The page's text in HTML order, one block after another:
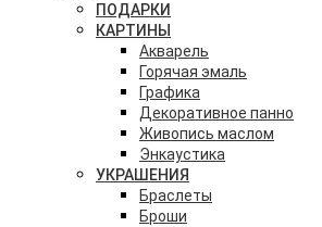
ПОДАРКИ
КАРТИНЫ
Акварель
Горячая эмаль
Графика
Декоративное панно
Живопись маслом
Энкаустика
УКРАШЕНИЯ
Браслеты
Броши